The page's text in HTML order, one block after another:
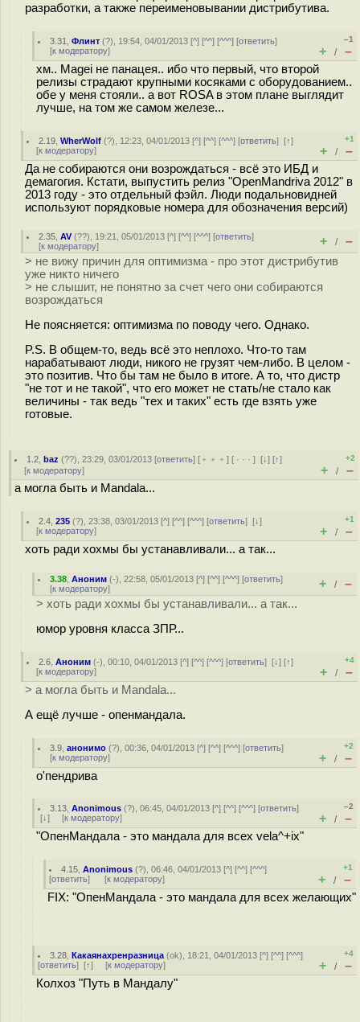
разработки, а также переименовывании дистрибутива.
3.31 ,Флинт (?), 19:54, 04/01/2013 [^] [^^] [^^^] [ответить]
[к модератору]
–1
+ / –
хм.. Magei не панацея.. ибо что первый, что второй
релизы страдают крупными косяками с оборудованием..
обе у меня стояли.. а вот ROSA в этом плане выглядит
лучше, на том же самом железе...
2.19 ,WherWolf (?), 12:23, 04/01/2013 [^] [^^] [^^^] [ответить][↑]
[к модератору]
+1
+ / –
Да не собираются они возрождаться - всё это ИБД и
демагогия. Кстати, выпустить релиз "OpenMandriva 2012" в
2013 году - это отдельный фэйл. Люди подальновидней
используют порядковые номера для обозначения версий)
2.35 ,AV (??), 19:21, 05/01/2013 [^] [^^] [^^^] [ответить]
[к модератору] + / –
> не вижу причин для оптимизма - про этот дистрибутив
уже никто ничего
> не слышит, не понятно за счет чего они собираются
возрождаться
Не поясняется: оптимизма по поводу чего. Однако.
P.S. В общем-то, ведь всё это неплохо. Что-то там
нарабатывают люди, никого не грузят чем-либо. В целом -
это позитив. Что бы там не было в итоге. А то, что дистр
"не тот и не такой", что его может не стать/не стало как
величины - так ведь "тех и таких" есть где взять уже
готовые.
1.2 ,baz (??), 23:29, 03/01/2013 [ответить] [ ﹢﹢﹢] [ · · ·][↓] [↑]
[к модератору]
+2
+ / –
а могла быть и Mandala...
2.4 ,235 (?), 23:38, 03/01/2013 [^] [^^] [^^^] [ответить][↓]
[к модератору]
+1
+ / –
хоть ради хохмы бы устанавливали... а так...
3.38 ,Аноним (-), 22:58, 05/01/2013 [^] [^^] [^^^] [ответить]
[к модератору] + / –
> хоть ради хохмы бы устанавливали... а так...
юмор уровня класса ЗПР...
2.6 ,Аноним (-), 00:10, 04/01/2013 [^] [^^] [^^^] [ответить][↓] [↑]
[к модератору]
+4
+ / –
> а могла быть и Mandala...
А ещё лучше - опенмандала.
3.9 ,анонимо (?), 00:36, 04/01/2013 [^] [^^] [^^^] [ответить]
[к модератору]
+2
+ / –
о'пендрива
3.13 ,Anonimous (?), 06:45, 04/01/2013 [^] [^^] [^^^] [ответить]
[↓] [к модератору]
–2
+ / –
"ОпенМандала - это мандала для всех vela^+ix"
4.15 ,Anonimous (?), 06:46, 04/01/2013 [^] [^^] [^^^]
[ответить] [к модератору]
+1
+ / –
FIX: "ОпенМандала - это мандала для всех желающих"
3.28 ,Какаянахренразница (ok), 18:21, 04/01/2013 [^] [^^] [^^^]
[ответить] [↑] [к модератору]
+4
+ / –
Колхоз "Путь в Мандалу"